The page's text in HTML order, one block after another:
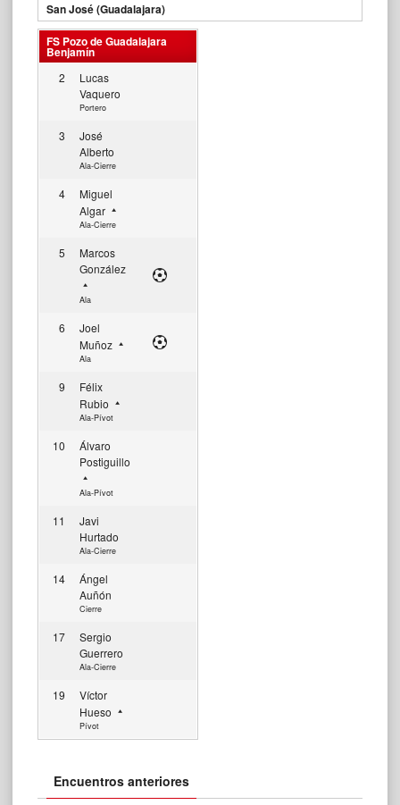
San José (Guadalajara)
FS Pozo de Guadalajara
Benjamín
2
Lucas
Vaquero
Portero
3
José
Alberto
Ala-Cierre
4
Miguel
Algar
Ala-Cierre
5
Marcos
González
Ala
6
Joel
Muñoz
Ala
9
Félix
Rubio
Ala-Pívot
10
Álvaro
Postiguillo
Ala-Pívot
11
Javi
Hurtado
Ala-Cierre
14
Ángel
Auñón
Cierre
17
Sergio
Guerrero
Ala-Cierre
19
Víctor
Hueso
Pívot
Encuentros anteriores